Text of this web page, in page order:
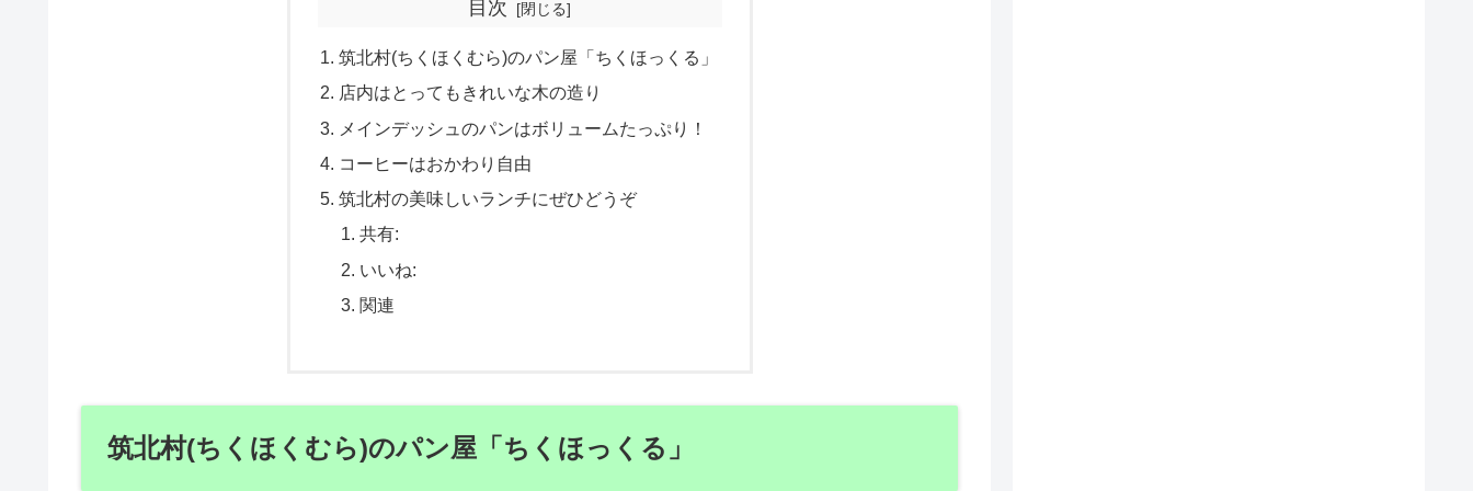
目次
筑北村(ちくほくむら)のパン屋「ちくほっくる」
店内はとってもきれいな木の造り
メインデッシュのパンはボリュームたっぷり！
コーヒーはおかわり自由
筑北村の美味しいランチにぜひどうぞ
共有:
いいね:
関連
筑北村(ちくほくむら)のパン屋「ちくほっくる」